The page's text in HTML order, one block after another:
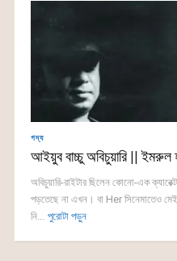
গদ্য
আইয়ুব বাচ্চু অবিচুয়ারি || ইমরুল
অবিচুয়ারি-রাইটার ছিলেন কোনো-এক
পড়তেছে না এখন। বা Her সিনেমাতেও
নি... পুরোটা পড়ুন